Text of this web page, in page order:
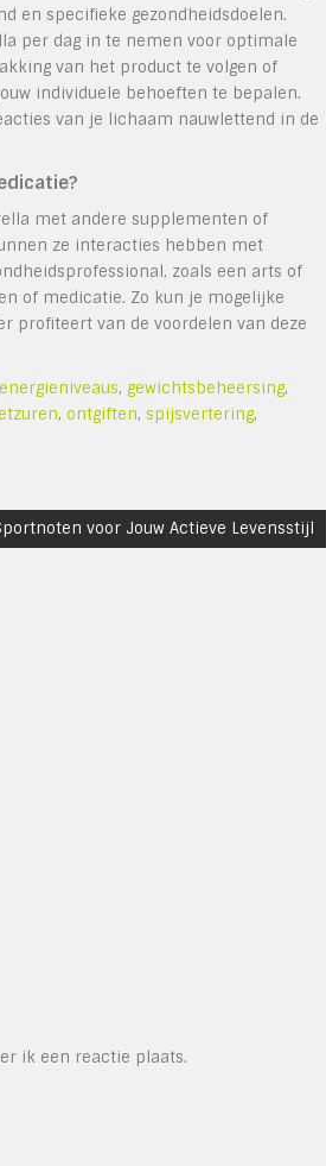
en specifieke gezondheidsdoelen.
per dag in te nemen voor optimale
van het product te volgen of
individuele behoeften te bepalen.
van je lichaam nauwlettend in de
met andere supplementen of
ze interacties hebben met
zoals een arts of
of medicatie. Zo kun je mogelijke
profiteert van de voordelen van deze
energieniveaus, gewichtsbeheersing,
, ontgiften, spijsvertering,
voor Jouw Actieve Levensstijl
ik een reactie plaats.